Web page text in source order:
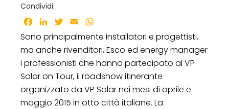
Condividi:
Facebook
LinkedInTwitter
Email
Sono principalmente installatori e progettisti,
ma anche rivenditori, Esco ed energy manager
i professionisti che hanno partecipato al VP
Solar on Tour, il roadshow itinerante
organizzato da VP Solar nei mesi di aprile e
maggio 2015 in otto città italiane. La